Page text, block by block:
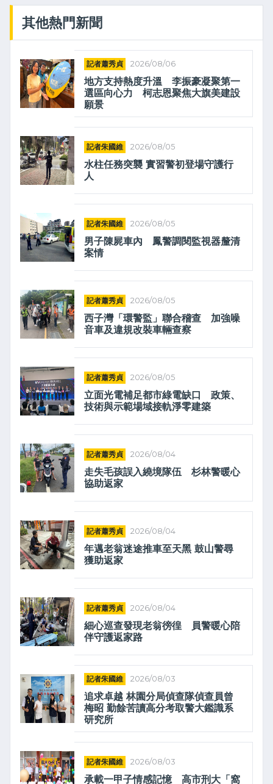
其他熱門新聞
記者蕭秀貞 2026/08/06
地方支持熱度升溫 李振豪凝聚第一
選區向心力 柯志恩聚焦大旗美建設
願景
記者朱國維 2026/08/05
水柱任務突襲 實習警初登場守護行
人
記者朱國維 2026/08/05
男子陳屍車內 鳳警調閱監視器釐清
案情
記者蕭秀貞 2026/08/05
西子灣「環警監」聯合稽查 加強噪
音車及違規改裝車輛查察
記者蕭秀貞 2026/08/05
立面光電補足都市綠電缺口 政策、
技術與示範場域接軌淨零建築
記者蕭秀貞 2026/08/04
走失毛孩誤入繞境隊伍 杉林警暖心
協助返家
記者蕭秀貞 2026/08/04
年邁老翁迷途推車至天黑 鼓山警尋
獲助返家
記者蕭秀貞 2026/08/04
細心巡查發現老翁徬徨 員警暖心陪
伴守護返家路
記者朱國維 2026/08/03
追求卓越 林園分局偵查隊偵查員曾
梅昭 勤餘苦讀高分考取警大鑑識系
研究所
記者朱國維 2026/08/03
承載一甲子情感記憶 高市刑大「窩